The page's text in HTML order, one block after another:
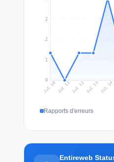
0
1
2
2
Jul 10 Jul 11Jul 12Jul 13 Jul 14
Rapports d'erreurs
Entireweb